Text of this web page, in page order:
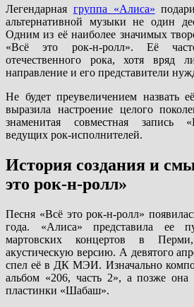
Легендарная группа «Алиса»
альтернативной музыки не один
Одним из её наиболее значимых
«Всё это рок-н-ролл». Её
отечественного рока, хотя вряд
направление и его представители
Не будет преувеличением назвать
выразила настроение целого
знаменитая совместная запись
ведущих рок-исполнителей.
История создания и
это рок-н-ролл»
Песня «Всё это рок-н-ролл»
года. «Алиса» представила ее
мартовских концертов в
акустическую версию. А девятого
спел её в ДК МЭИ. Изначально
альбом «206, часть 2», а позже она
пластинки «Шабаш».